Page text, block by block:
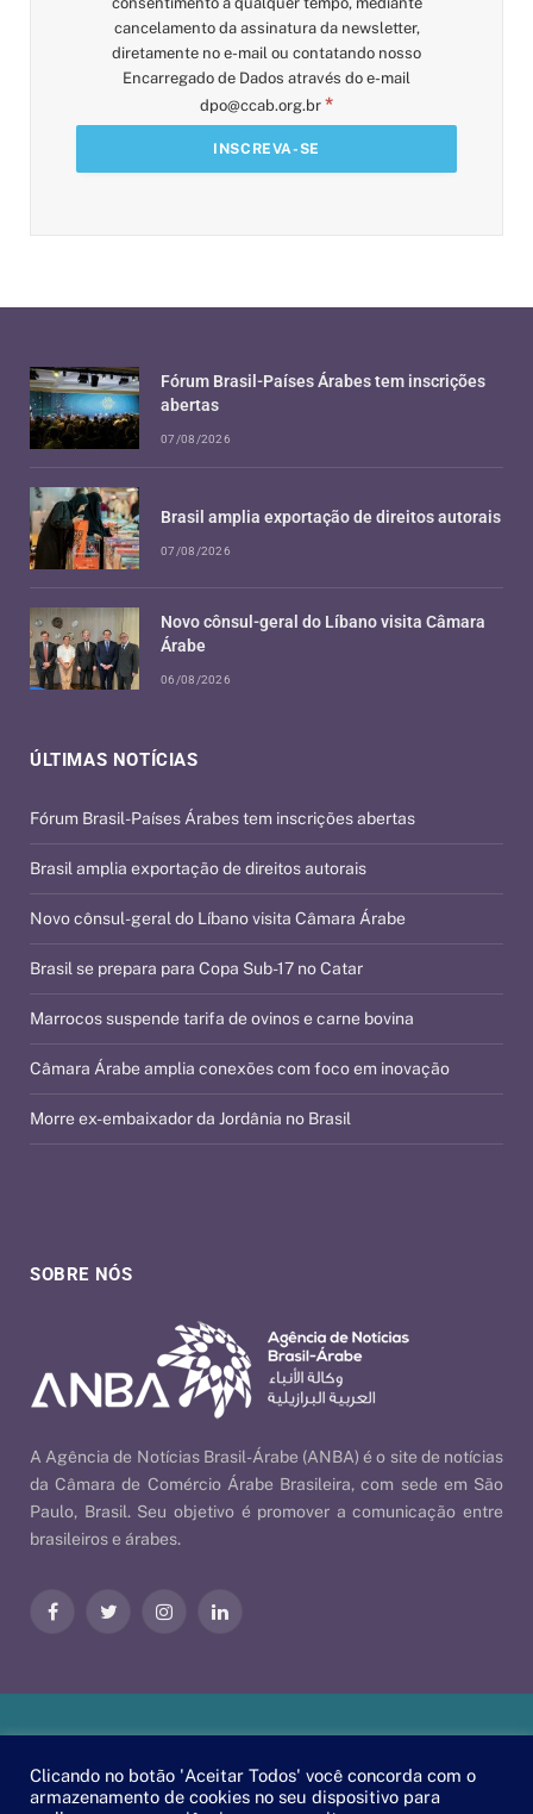
cancelamento da assinatura da newsletter,
diretamente no e-mail ou contatando nosso
Encarregado de Dados através do e-mail
dpo@ccab.org.br *
SOBRE NÓS
A Agência de Notícias Brasil-Árabe (ANBA) é o site de notícias
da Câmara de Comércio Árabe Brasileira, com sede em São
Paulo, Brasil. Seu objetivo é promover a comunicação entre
brasileiros e árabes.
FacebookTwitter InstagramLinkedIn
ÚLTIMAS NOTÍCIAS
Fórum Brasil-Países Árabes tem inscrições abertas
Brasil amplia exportação de direitos autorais
Novo cônsul-geral do Líbano visita Câmara Árabe
Brasil se prepara para Copa Sub-17 no Catar
Marrocos suspende tarifa de ovinos e carne bovina
Câmara Árabe amplia conexões com foco em inovação
Morre ex-embaixador da Jordânia no Brasil
Fórum Brasil-Países Árabes tem inscrições
abertas
07/08/2026
Brasil amplia exportação de direitos autorais
07/08/2026
Novo cônsul-geral do Líbano visita Câmara
Árabe
06/08/2026
Árabe | ByEscaEsco.
Clicando no botão 'Aceitar Todos' você concorda com o
armazenamento de cookies no seu dispositivo para